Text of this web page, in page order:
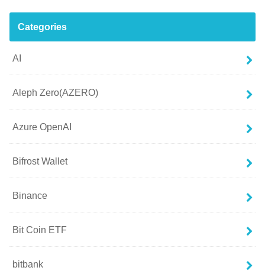
Categories
AI
Aleph Zero(AZERO)
Azure OpenAI
Bifrost Wallet
Binance
Bit Coin ETF
bitbank